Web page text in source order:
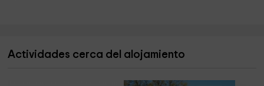
Actividades cerca del alojamiento